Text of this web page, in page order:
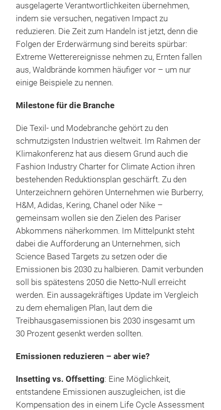
ausgelagerte Verantwortlichkeiten übernehmen,
indem sie versuchen, negativen Impact zu
reduzieren. Die Zeit zum Handeln ist jetzt, denn die
Folgen der Erderwärmung sind bereits spürbar:
Extreme Wetterereignisse nehmen zu, Ernten fallen
aus, Waldbrände kommen häufiger vor – um nur
einige Beispiele zu nennen.
Milestone für die Branche
Die Texil- und Modebranche gehört zu den
schmutzigsten Industrien weltweit. Im Rahmen der
Klimakonferenz hat aus diesem Grund auch die
Fashion Industry Charter for Climate Action ihren
bestehenden Reduktionsplan geschärft. Zu den
Unterzeichnern gehören Unternehmen wie Burberry,
H&M, Adidas, Kering, Chanel oder Nike –
gemeinsam wollen sie den Zielen des Pariser
Abkommens näherkommen. Im Mittelpunkt steht
dabei die Aufforderung an Unternehmen, sich
Science Based Targets zu setzen oder die
Emissionen bis 2030 zu halbieren. Damit verbunden
soll bis spätestens 2050 die Netto-Null erreicht
werden. Ein aussagekräftiges Update im Vergleich
zu dem ehemaligen Plan, laut dem die
Treibhausgasemissionen bis 2030 insgesamt um
30 Prozent gesenkt werden sollten.
Emissionen reduzieren – aber wie?
Insetting vs. Offsetting: Eine Möglichkeit,
entstandene Emissionen auszugleichen, ist die
Kompensation des in einem Life Cycle Assessment